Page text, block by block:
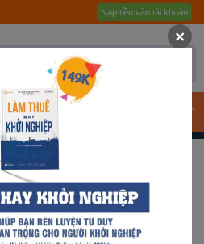
Học sinh, Sinh viên toàn quốc
Nạp tiền vào tài khoản
TÀI KHOẢN
- LAZY
×